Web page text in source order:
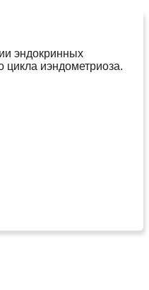
эндокринных
цикла иэндометриоза.